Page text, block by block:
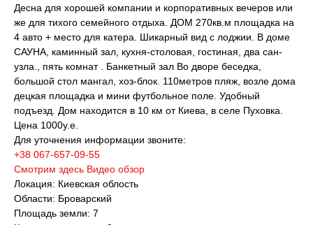
Десна для хорошей компании и корпоративных вечеров или
же для тихого семейного отдыха. ДОМ 270кв.м площадка на
4 авто + место для катера. Шикарный вид с лоджии. В доме
САУНА, каминный зал, кухня-столовая, гостиная, два сан-
узла., пять комнат . Банкетный зал Во дворе беседка,
большой стол мангал, хоз-блок. 110метров пляж, возле дома
децкая площадка и мини футбольное поле. Удобный
подъезд. Дом находится в 10 км от Киева, в селе Пуховка.
Цена 1000у.е.
Для уточнения информации звоните:
+38 067-657-09-55
Смотрим здесь Видео обзор
Локация: Киевская облость
Области: Броварский
Площадь земли: 7